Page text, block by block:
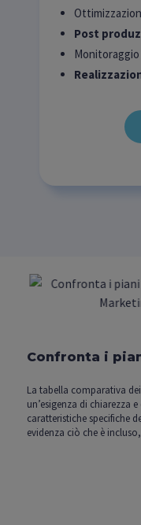
Post
Confronta i
La tabella comparativa
un’esigenza di chiarezza
caratteristiche specifiche
evidenza ciò che è